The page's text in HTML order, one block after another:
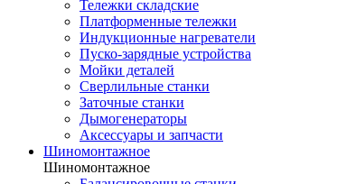
Тележки складские
Платформенные тележки
Индукционные нагреватели
Пуско-зарядные устройства
Мойки деталей
Сверлильные станки
Заточные станки
Дымогенераторы
Аксессуары и запчасти
Шиномонтажное
Шиномонтажное